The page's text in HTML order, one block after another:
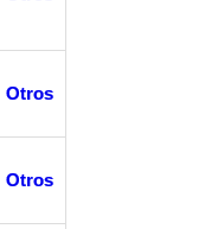
Otros
Otros